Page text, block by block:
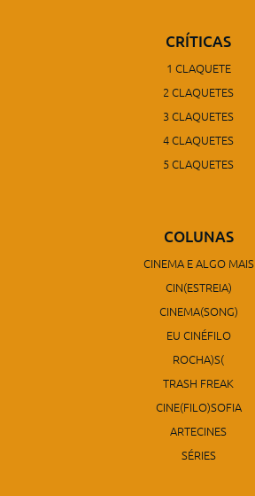
CRÍTICAS
1 CLAQUETE
2 CLAQUETES
3 CLAQUETES
4 CLAQUETES
5 CLAQUETES
COLUNAS
CINEMA E ALGO MAIS
CIN(ESTREIA)
CINEMA(SONG)
EU CINÉFILO
ROCHA)S(
TRASH FREAK
CINE(FILO)SOFIA
ARTECINES
SÉRIES